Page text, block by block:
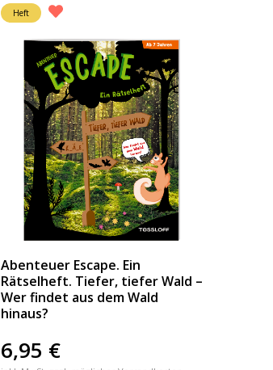
Heft
Abenteuer Escape. Ein
Rätselheft. Tiefer, tiefer Wald –
Wer findet aus dem Wald
hinaus?
6,95 €